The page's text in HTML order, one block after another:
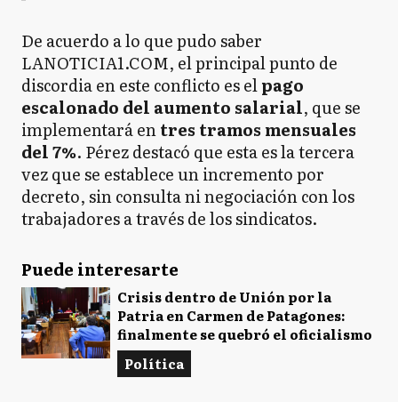
De acuerdo a lo que pudo saber
LANOTICIA1.COM, el principal punto de
discordia en este conflicto es elpago
escalonado del aumento salarial, que se
implementará entres tramos mensuales
del 7%. Pérez destacó que esta es la tercera
vez que se establece un incremento por
decreto, sin consulta ni negociación con los
trabajadores a través de los sindicatos.
Puede interesarte
Crisis dentro de Unión por la
Patria en Carmen de Patagones:
finalmente se quebró el oficialismo
Política